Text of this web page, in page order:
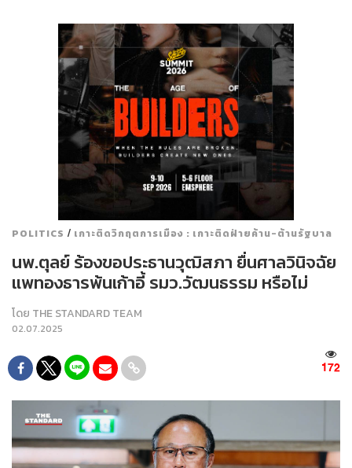
POLITICS / เกาะติดวิกฤตการเมือง : เกาะติดฝ่ายค้าน-ต้านรัฐบาล
นพ.ตุลย์ ร้องขอประธานวุฒิสภา ยื่นศาลวินิจฉัย
แพทองธารพ้นเก้าอี้ รมว.วัฒนธรรม หรือไม่
โดย THE STANDARD TEAM
02.07.2025
172